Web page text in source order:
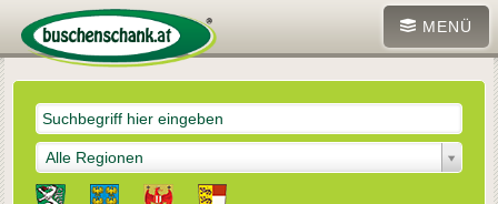
MENÜ
Alle Regionen